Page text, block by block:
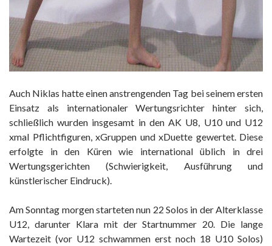
Auch Niklas hatte einen anstrengenden Tag bei seinem ersten
Einsatz als internationaler Wertungsrichter hinter sich,
schließlich wurden insgesamt in den AK U8, U10 und U12
xmal Pflichtfiguren, xGruppen und xDuette gewertet. Diese
erfolgte in den Küren wie international üblich in drei
Wertungsgerichten (Schwierigkeit, Ausführung und
künstlerischer Eindruck).
Am Sonntag morgen starteten nun 22 Solos in der Alterklasse
U12, darunter Klara mit der Startnummer 20. Die lange
Wartezeit (vor U12 schwammen erst noch 18 U10 Solos)